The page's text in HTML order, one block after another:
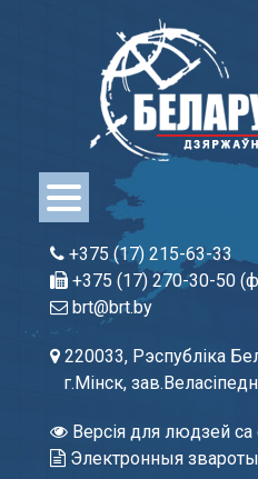
+375 (17) 215-63-33
+375 (17) 270-30-50
brt@brt.by
220033, Рэспубліка
г.Мінск,
Версія для людзей
Электронныя звароты